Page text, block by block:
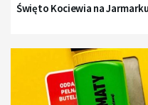
Święto Kociewia na